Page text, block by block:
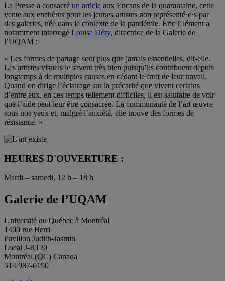
La Presse a consacré un article aux Encans de la quarantaine, cette
vente aux enchères pour les jeunes artistes non représenté·e·s par
des galeries, née dans le contexte de la pandémie. Éric Clément a
notamment interrogé Louise Déry, directrice de la Galerie de
l’UQAM :
« Les formes de partage sont plus que jamais essentielles, dit-elle.
Les artistes visuels le savent très bien puisqu’ils contribuent depuis
longtemps à de multiples causes en cédant le fruit de leur travail.
Quand on dirige l’éclairage sur la précarité que vivent certains
d’entre eux, en ces temps tellement difficiles, il est salutaire de voir
que l’aide peut leur être consacrée. La communauté de l’art œuvre
sous nos yeux et, malgré l’anxiété, elle trouve des formes de
résistance. »
HEURES D'OUVERTURE :
Mardi – samedi, 12 h – 18 h
Galerie de l’UQAM
Université du Québec à Montréal
1400 rue Berri
Pavillon Judith-Jasmin
Local J-R120
Montréal (QC) Canada
514 987-6150